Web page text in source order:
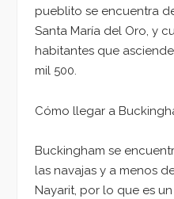
pueblito se encuentra
Santa María del Oro, y
habitantes que
mil 500.
Cómo llegar a
Buckingham se
las navajas y a menos
Nayarit, por lo que es